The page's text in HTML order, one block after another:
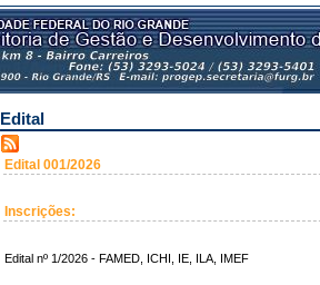
Edital
Edital 001/2026
Inscrições:
Edital nº 1/2026 - FAMED, ICHI, IE, ILA, IMEF